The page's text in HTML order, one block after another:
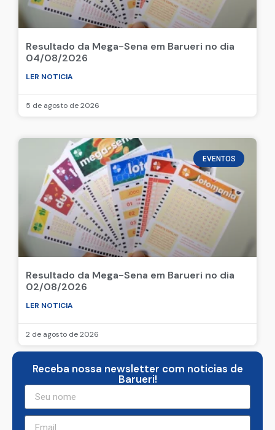
Resultado da Mega-Sena em Barueri no dia
04/08/2026
LER NOTICIA
5 de agosto de 2026
EVENTOS
Resultado da Mega-Sena em Barueri no dia
02/08/2026
LER NOTICIA
2 de agosto de 2026
Receba nossa newsletter com noticias de
Barueri!